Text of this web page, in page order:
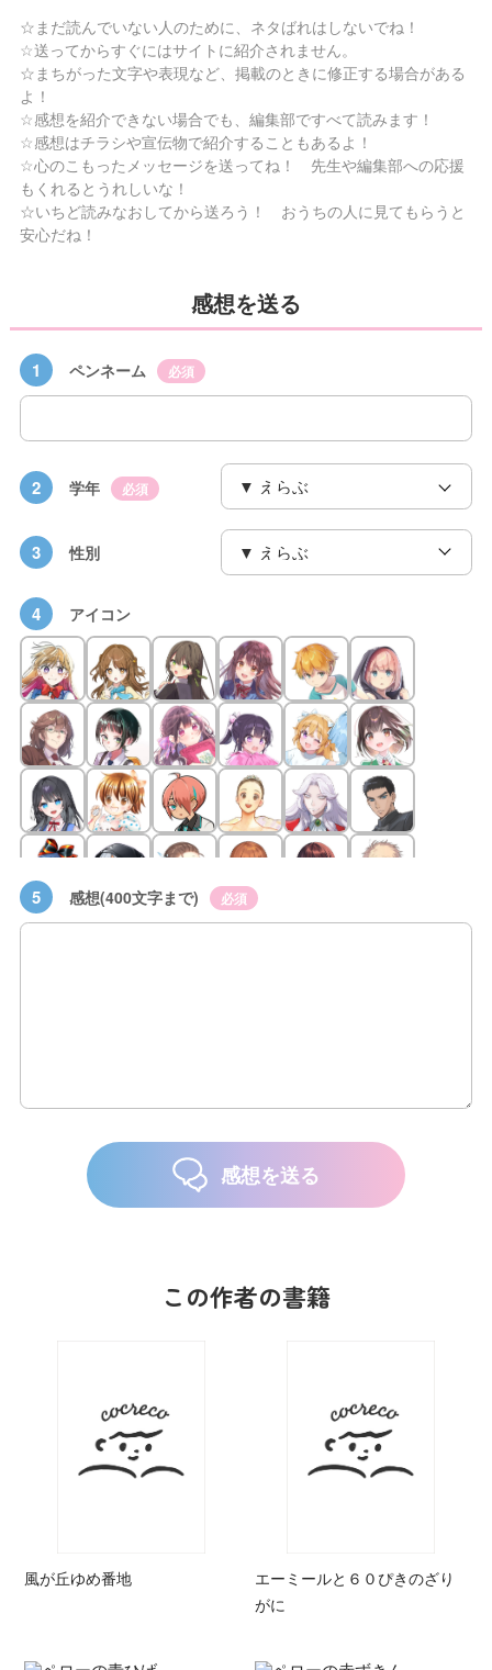
☆まだ読んでいない人のために、ネタばれはしないでね！
☆送ってからすぐにはサイトに紹介されません。
☆まちがった文字や表現など、掲載のときに修正する場合がある
よ！
☆感想を紹介できない場合でも、編集部ですべて読みます！
☆感想はチラシや宣伝物で紹介することもあるよ！
☆心のこもったメッセージを送ってね！ 先生や編集部への応援
もくれるとうれしいな！
☆いちど読みなおしてから送ろう！ おうちの人に見てもらうと
安心だね！
感想を送る
1 ペンネーム 必須
2 学年 必須
3 性別
4 アイコン
5 感想(400文字まで) 必須
感想を送る
この作者の書籍
風が丘ゆめ番地
エーミールと６０ぴきのざり
がに